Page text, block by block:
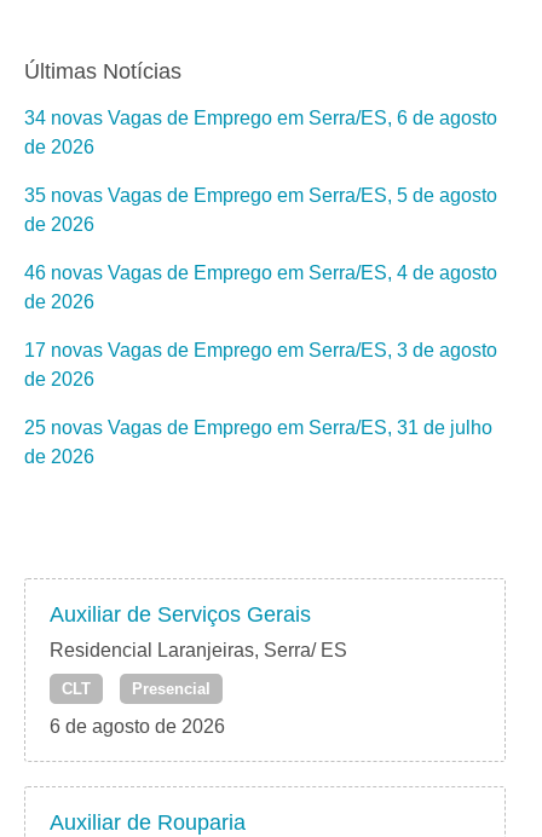
Últimas Notícias
34 novas Vagas de Emprego em Serra/ES, 6 de agosto
de 2026
35 novas Vagas de Emprego em Serra/ES, 5 de agosto
de 2026
46 novas Vagas de Emprego em Serra/ES, 4 de agosto
de 2026
17 novas Vagas de Emprego em Serra/ES, 3 de agosto
de 2026
25 novas Vagas de Emprego em Serra/ES, 31 de julho
de 2026
Auxiliar de Serviços Gerais
Residencial Laranjeiras, Serra/ ES
CLT Presencial
6 de agosto de 2026
Auxiliar de Rouparia